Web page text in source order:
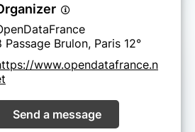
Passage Brulon, Paris 12°
www.opendatafrance.n
Send a message